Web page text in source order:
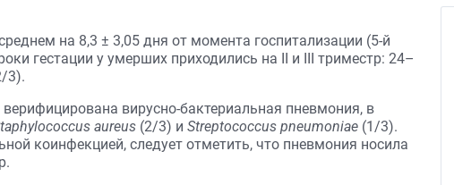
на 8,3 ± 3,05 дня от момента госпитализации (5-й
гестации у умерших приходились на II и III триместр: 24–
3).
вирусно-бактериальная пневмония, в
aureus (2/3) и Streptococcus pneumoniae (1/3).
коинфекцией, следует отметить, что пневмония носила